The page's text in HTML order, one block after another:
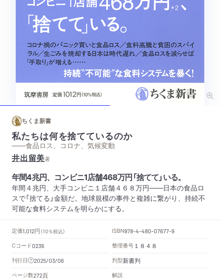
ちくま新書
私たちは何を捨てているのか
——食品ロス、コロナ、気候変動
井出留美著
年間4兆円、コンビニ1店舗468万円「捨てて」いる。
年間４兆円、大手コンビニ１店舗４６８万円――日本の食品ロ
スで「捨てる」金額だ。地球規模の事件と複雑に繋がり、持続不
可能な食料システムを明らかにする。
定価1,012円 （10％税込） ISBN978-4-480-07677-9
Cコード0236 整理番号 １８４８
刊行日 2025/03/06 判型新書判
ページ数272頁 解説